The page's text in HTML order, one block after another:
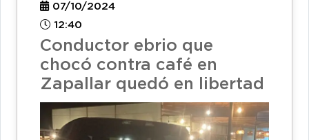
07/10/2024
12:40
Conductor ebrio que
chocó contra café en
Zapallar quedó en libertad